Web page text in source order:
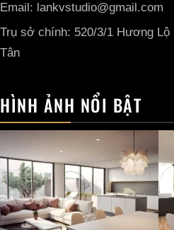
Email: lankvstudio@gmail.com
Trụ sở chính: 520/3/1 Hương
Tân
HÌNH ẢNH NỔI BẬT